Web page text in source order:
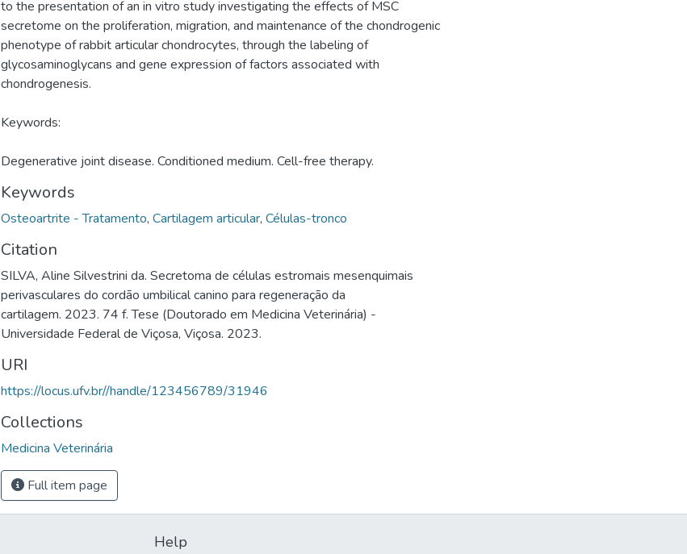
to the presentation of an in vitro study investigating the effects of MSC
secretome on the proliferation, migration, and maintenance of the chondrogenic
phenotype of rabbit articular chondrocytes, through the labeling of
glycosaminoglycans and gene expression of factors associated with
chondrogenesis.
Keywords:
Degenerative joint disease. Conditioned medium. Cell-free therapy.
Keywords
Osteoartrite - Tratamento, Cartilagem articular, Células-tronco
Citation
SILVA, Aline Silvestrini da. Secretoma de células estromais mesenquimais
perivasculares do cordão umbilical canino para regeneração da
cartilagem. 2023. 74 f. Tese (Doutorado em Medicina Veterinária) -
Universidade Federal de Viçosa, Viçosa. 2023.
URI
https://locus.ufv.br//handle/123456789/31946
Collections
Medicina Veterinária
Full item page
Help